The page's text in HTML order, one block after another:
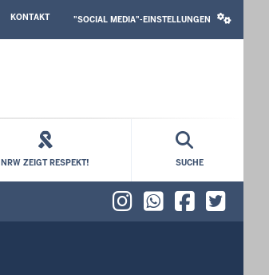
TOPKONTAKT
MEDIA
"SOCIAL MEDIA"-EINSTELLUNGEN
NRW ZEIGT RESPEKT! SUCHE
InstagramX